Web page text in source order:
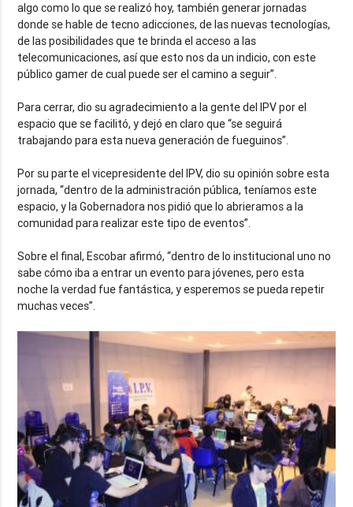
algo como lo que se realizó hoy, también generar jornadas
donde se hable de tecno adicciones, de las nuevas tecnologías,
de las posibilidades que te brinda el acceso a las
telecomunicaciones, así que esto nos da un indicio, con este
público gamer de cual puede ser el camino a seguir”.
Para cerrar, dio su agradecimiento a la gente del IPV por el
espacio que se facilitó, y dejó en claro que “se seguirá
trabajando para esta nueva generación de fueguinos”.
Por su parte el vicepresidente del IPV, dio su opinión sobre esta
jornada, “dentro de la administración pública, teníamos este
espacio, y la Gobernadora nos pidió que lo abrieramos a la
comunidad para realizar este tipo de eventos”.
Sobre el final, Escobar afirmó, “dentro de lo institucional uno no
sabe cómo iba a entrar un evento para jóvenes, pero esta
noche la verdad fue fantástica, y esperemos se pueda repetir
muchas veces”.